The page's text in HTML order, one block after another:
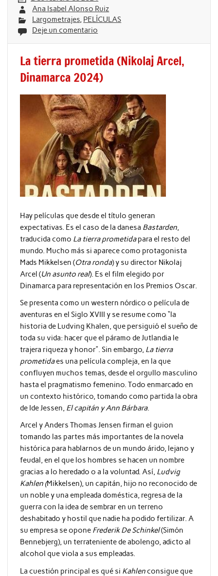
Ana Isabel Alonso Ruiz
Largometrajes, PELÍCULAS
Deje un comentario
La tierra prometida (Nikolaj Arcel,
Dinamarca 2024)
Hay películas que desde el título generan
expectativas. Es el caso de la danesa Bastarden,
traducida como La tierra prometidapara el resto del
mundo. Mucho más si aparece como protagonista
Mads Mikkelsen (Otra ronda) y su director Nikolaj
Arcel (Un asunto real). Es el film elegido por
Dinamarca para representación en los Premios Oscar.
Se presenta como un western nórdico o película de
aventuras en el Siglo XVIII y se resume como “la
historia de Ludving Khalen, que persiguió el sueño de
toda su vida: hacer que el páramo de Jutlandia le
trajera riqueza y honor”. Sin embargo, La tierra
prometidaes una película compleja, en la que
confluyen muchos temas, desde el orgullo masculino
hasta el pragmatismo femenino. Todo enmarcado en
un contexto histórico, tomando como partida la obra
de Ide Jessen, El capitán y Ann Bárbara.
Arcel yAnders Thomas Jensen firman el guion
tomando las partes más importantes de la novela
histórica para hablarnos de un mundo árido, lejano y
feudal, en el que los hombres se hacen un nombre
gracias a lo heredado o a la voluntad. Así, Ludvig
Kahlen (Mikkelsen), un capitán, hijo no reconocido de
un noble y una empleada doméstica, regresa de la
guerra con la idea de sembrar en un terreno
deshabitado y hostil que nadie ha podido fertilizar. A
su empresa se opone Frederik De Schinkel(Simón
Bennebjerg), un terrateniente de abolengo, adicto al
alcohol que viola a sus empleadas.
La cuestión principal es qué si Kahlenconsigue que